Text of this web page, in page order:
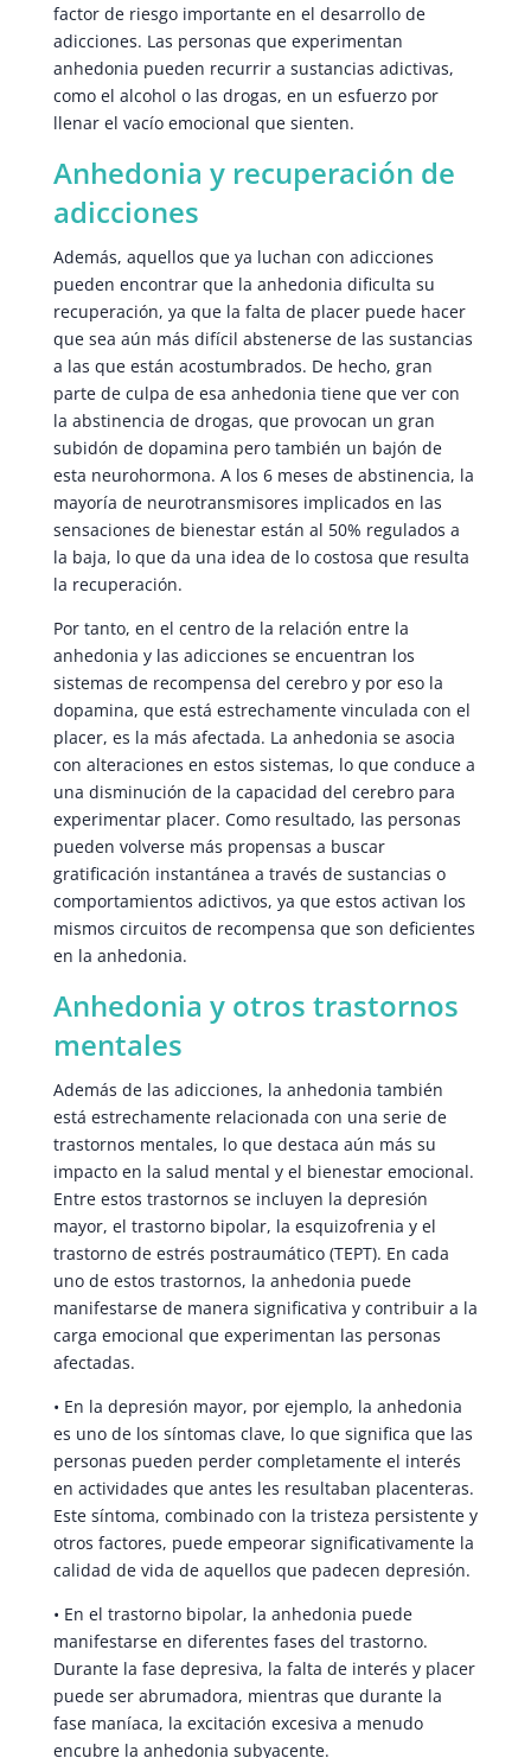
factor de riesgo importante en el desarrollo de
adicciones. Las personas que experimentan
anhedonia pueden recurrir a sustancias adictivas,
como el alcohol o las drogas, en un esfuerzo por
llenar el vacío emocional que sienten.
Anhedonia y recuperación de
adicciones
Además, aquellos que ya luchan con adicciones
pueden encontrar que la anhedonia dificulta su
recuperación, ya que la falta de placer puede hacer
que sea aún más difícil abstenerse de las sustancias
a las que están acostumbrados. De hecho, gran
parte de culpa de esa anhedonia tiene que ver con
la abstinencia de drogas, que provocan un gran
subidón de dopamina pero también un bajón de
esta neurohormona. A los 6 meses de abstinencia, la
mayoría de neurotransmisores implicados en las
sensaciones de bienestar están al 50% regulados a
la baja, lo que da una idea de lo costosa que resulta
la recuperación.
Por tanto, en el centro de la relación entre la
anhedonia y las adicciones se encuentran los
sistemas de recompensa del cerebro y por eso la
dopamina, que está estrechamente vinculada con el
placer, es la más afectada. La anhedonia se asocia
con alteraciones en estos sistemas, lo que conduce a
una disminución de la capacidad del cerebro para
experimentar placer. Como resultado, las personas
pueden volverse más propensas a buscar
gratificación instantánea a través de sustancias o
comportamientos adictivos, ya que estos activan los
mismos circuitos de recompensa que son deficientes
en la anhedonia.
Anhedonia y otros trastornos
mentales
Además de las adicciones, la anhedonia también
está estrechamente relacionada con una serie de
trastornos mentales, lo que destaca aún más su
impacto en la salud mental y el bienestar emocional.
Entre estos trastornos se incluyen la depresión
mayor, el trastorno bipolar, la esquizofrenia y el
trastorno de estrés postraumático (TEPT). En cada
uno de estos trastornos, la anhedonia puede
manifestarse de manera significativa y contribuir a la
carga emocional que experimentan las personas
afectadas.
• En la depresión mayor, por ejemplo, la anhedonia
es uno de los síntomas clave, lo que significa que las
personas pueden perder completamente el interés
en actividades que antes les resultaban placenteras.
Este síntoma, combinado con la tristeza persistente y
otros factores, puede empeorar significativamente la
calidad de vida de aquellos que padecen depresión.
• En el trastorno bipolar, la anhedonia puede
manifestarse en diferentes fases del trastorno.
Durante la fase depresiva, la falta de interés y placer
puede ser abrumadora, mientras que durante la
fase maníaca, la excitación excesiva a menudo
encubre la anhedonia subyacente.